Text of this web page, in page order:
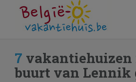
7 vakantiehuizen
buurt van Lennik